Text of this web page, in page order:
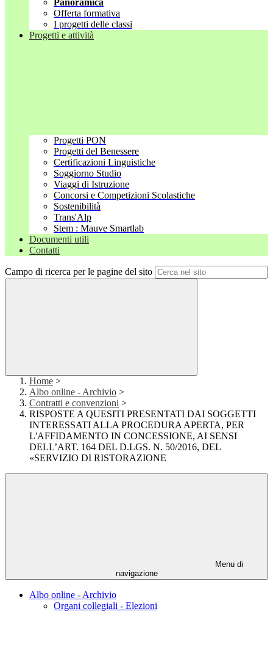
Panoramica
Offerta formativa
I progetti delle classi
Progetti e attività
Progetti PON
Progetti del Benessere
Certificazioni Linguistiche
Soggiorno Studio
Viaggi di Istruzione
Concorsi e Competizioni Scolastiche
Sostenibilità
Trans'Alp
Stem : Mauve Smartlab
Documenti utili
Contatti
Campo di ricerca per le pagine del sito
Home >
Albo online - Archivio >
Contratti e convenzioni >
RISPOSTE A QUESITI PRESENTATI DAI SOGGETTI
INTERESSATI ALLA PROCEDURA APERTA, PER
L'AFFIDAMENTO IN CONCESSIONE, AI SENSI
DELL’ART. 164 DEL D.LGS. N. 50/2016, DEL
«SERVIZIO DI RISTORAZIONE
Menu di
navigazione
Albo online - Archivio
Organi collegiali - Elezioni